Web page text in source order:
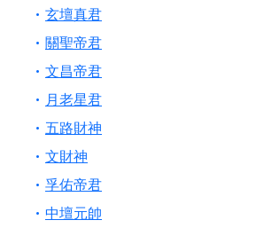
玄壇真君
關聖帝君
文昌帝君
月老星君
五路財神
文財神
孚佑帝君
中壇元帥